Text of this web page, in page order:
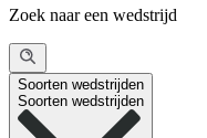
Zoek naar een wedstrijd
Soorten wedstrijden
Soorten wedstrijden